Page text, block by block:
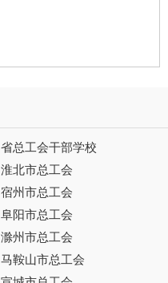
省总工会干部学校
淮北市总工会
宿州市总工会
阜阳市总工会
滁州市总工会
马鞍山市总工会